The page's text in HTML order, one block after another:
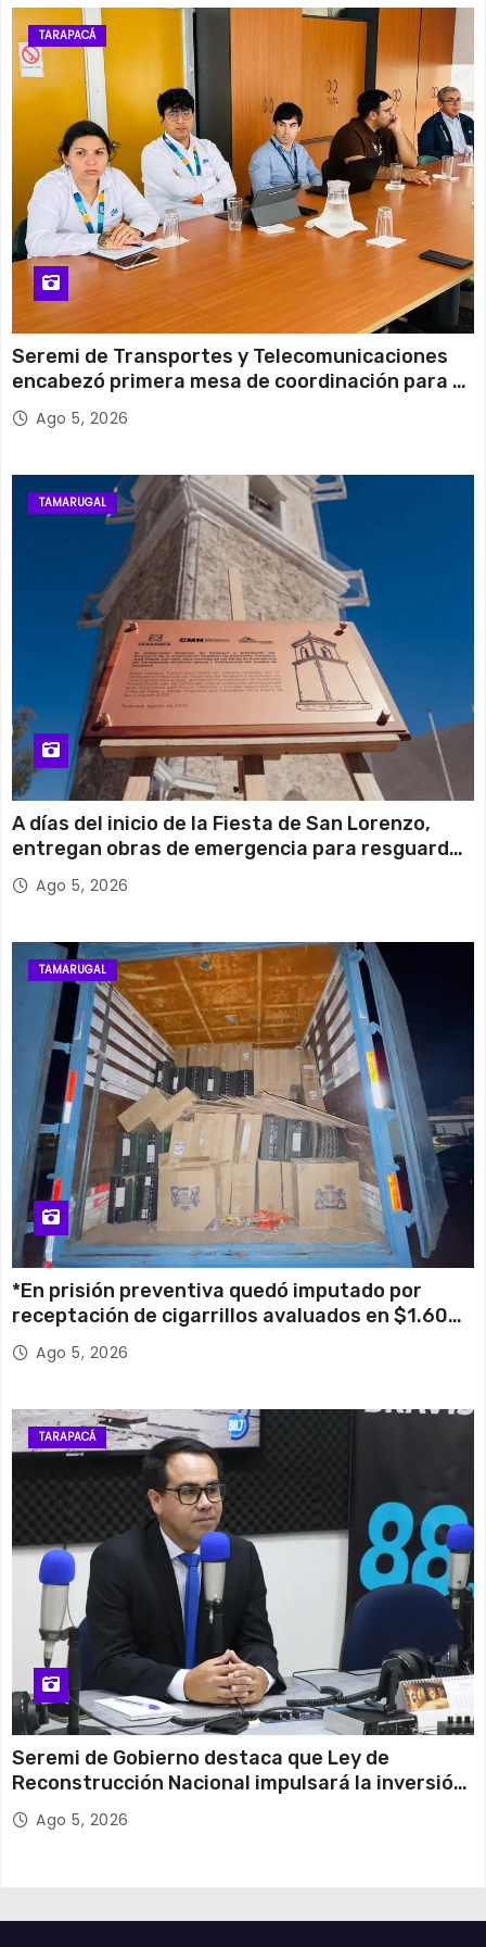
12 de agosto
Miércoles
13 de agosto
Jueves 30°C
TARAPACÁ
Seremi de Transportes y Telecomunicaciones
encabezó primera mesa de coordinación para el
retiro de cables en desuso en Iquique
Ago 5, 2026
TAMARUGAL
A días del inicio de la Fiesta de San Lorenzo,
entregan obras de emergencia para resguardar
su histórico campanario
Ago 5, 2026
TAMARUGAL
*En prisión preventiva quedó imputado por
receptación de cigarrillos avaluados en $1.600
millones*
Ago 5, 2026
TARAPACÁ
Seremi de Gobierno destaca que Ley de
Reconstrucción Nacional impulsará la inversión
y el empleo en Tarapacá
Ago 5, 2026